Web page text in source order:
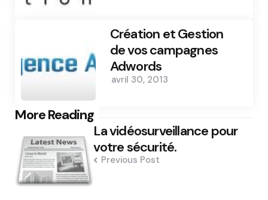
Création et Gestion
de vos campagnes
Adwords
avril 30, 2013
More Reading
Post
navigation La vidéosurveillance pour
votre sécurité.
Previous Post